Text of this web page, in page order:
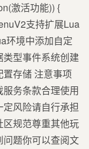
激活功能)) {
支持扩展Lua
环境中添加自定
型事件系统创建
存储 注意事项
务条款合理使用
风险请自行承担
规范尊重其他玩
题你可以查阅文